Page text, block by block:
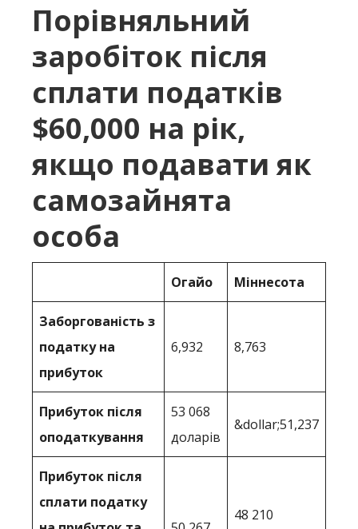
Порівняльний
заробіток після
сплати податків
$60,000 на рік,
якщо подавати як
самозайнята
особа
Огайо Міннесота
Заборгованість з
податку на
прибуток
6,932 8,763
Прибуток після
оподаткування
53 068
доларів
&dollar;51,237
Прибуток після
сплати податку
48 210